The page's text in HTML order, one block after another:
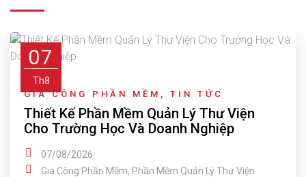
07
Th8
GIA CÔNG PHẦN MỀM TIN TỨC
Thiết Kế Phần Mềm Quản Lý Thư Viện
Cho Trường Học Và Doanh Nghiệp
07/08/2026
Gia Công Phần Mềm, Phần Mềm Quản Lý Thư Viện